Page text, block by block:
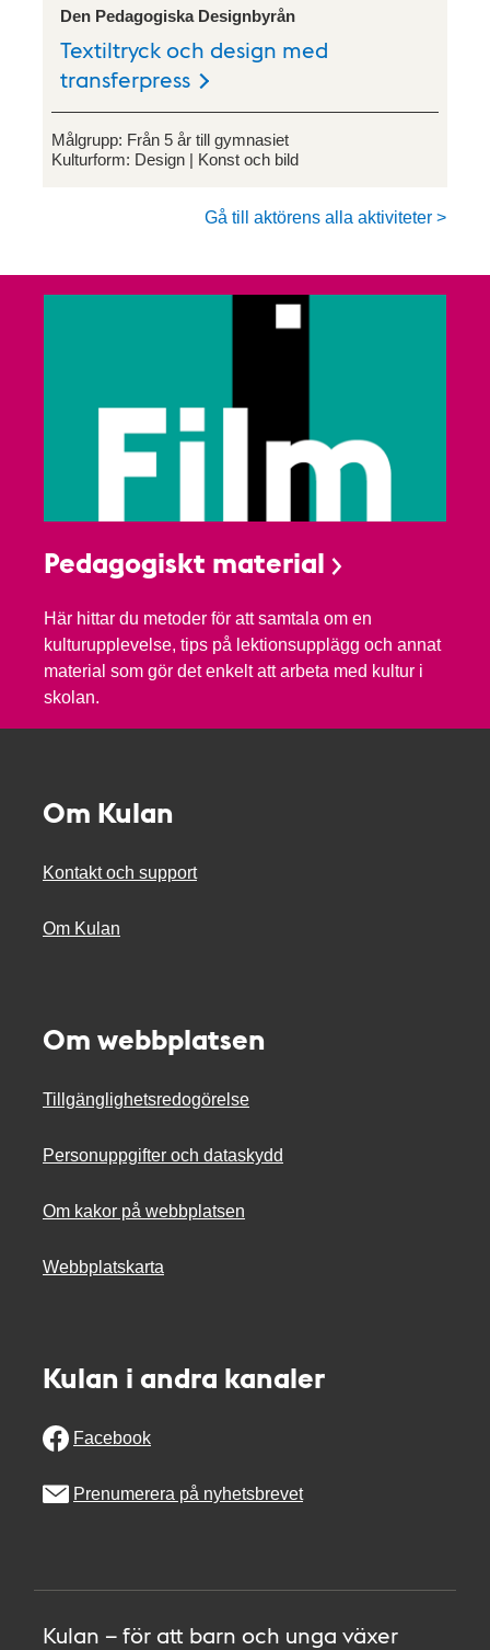
Den Pedagogiska Designbyrån
Textiltryck och design med
transferpress
Målgrupp: Från 5 år till gymnasiet
Kulturform: Design Konst och bild
Gå till aktörens alla aktiviteter >
Pedagogiskt material
Här hittar du metoder för att samtala om en
kulturupplevelse, tips på lektionsupplägg och annat
material som gör det enkelt att arbeta med kultur i
skolan.
Om Kulan
Kontakt och support
Om Kulan
Om webbplatsen
Tillgänglighetsredogörelse
Personuppgifter och dataskydd
Om kakor på webbplatsen
Webbplatskarta
Kulan i andra kanaler
Facebook
Prenumerera på nyhetsbrevet
Kulan – för att barn och unga växer